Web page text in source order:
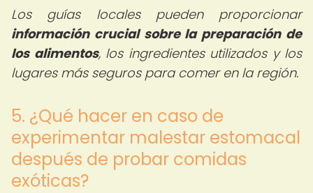
Los guías locales pueden proporcionar
información crucial sobre la preparación de
los alimentos, los ingredientes utilizados y los
lugares más seguros para comer en la región.
5. ¿Qué hacer en caso de
experimentar malestar estomacal
después de probar comidas
exóticas?